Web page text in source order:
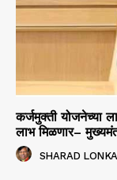
कर्जमुक्ती योजनेच्या
लाभ मिळणार–
SHARAD